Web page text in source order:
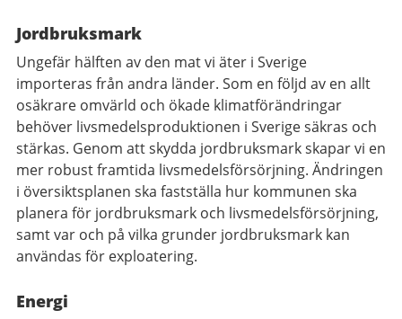
Jordbruksmark
Ungefär hälften av den mat vi äter i Sverige
importeras från andra länder. Som en följd av en allt
osäkrare omvärld och ökade klimatförändringar
behöver livsmedelsproduktionen i Sverige säkras och
stärkas. Genom att skydda jordbruksmark skapar vi en
mer robust framtida livsmedelsförsörjning. Ändringen
i översiktsplanen ska fastställa hur kommunen ska
planera för jordbruksmark och livsmedelsförsörjning,
samt var och på vilka grunder jordbruksmark kan
användas för exploatering.
Energi